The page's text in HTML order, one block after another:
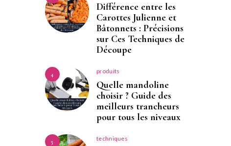
Différence entre les
Carottes Julienne et
Bâtonnets : Précisions
sur Ces Techniques de
Découpe
4 produits
Quelle mandoline
choisir ? Guide des
meilleurs trancheurs
pour tous les niveaux
5 techniques